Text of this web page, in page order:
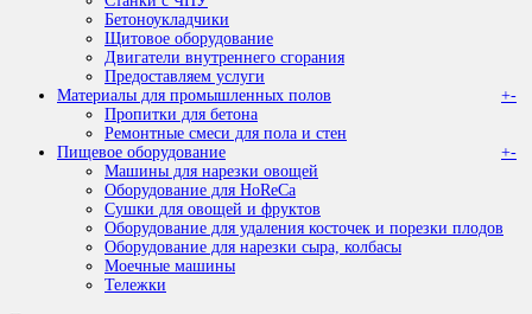
Бетоноукладчики
Щитовое оборудование
Двигатели внутреннего сгорания
Предоставляем услуги
Материалы для промышленных полов
+-
Пропитки для бетона
Ремонтные смеси для пола и стен
Пищевое оборудование
+-
Машины для нарезки овощей
Оборудование для HoReCa
Сушки для овощей и фруктов
Оборудование для удаления косточек и порезки плодов
Оборудование для нарезки сыра, колбасы
Моечные машины
Тележки